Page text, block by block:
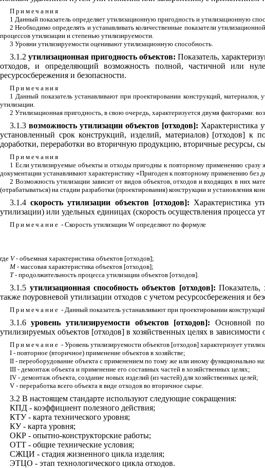
Примечания
1 Данный показатель определяет утилизационную пригодность и утилизационную
2 Необходимо определять и устанавливать количественные показатели
процессов утилизации и степенью утилизируемости.
3 Уровни утилизируемости оценивают утилизационную способность.
3.1.2 утилизационная пригодность объектов: Показатель,
отходов, и определяющий возможность полной, частичной или
ресурсосбережения и безопасности.
Примечания
1 Данный показатель устанавливают при проектировании конструкций,
утилизации.
2 Утилизационная пригодность, в свою очередь, характеризуется двумя факторами:
3.1.3 возможность утилизации объектов [отходов]: Характеристика
установленный срок конструкций, изделий, материалов) [отходов]
доработки, переработки во вторичную продукцию, вторичные ресурсы,
Примечания
1 Если утилизируемые объекты и отходы пригодны к повторному применению сразу
документации устанавливают характеристику «Пригоден к повторному применению без
2 Возможность утилизации зависит от видов объектов, отходов и входящих в них
(отрабатываться) на стадии разработки (проектирования) конструкции и установления
3.1.4скорость утилизации объектов [отходов]: Характеристика
утилизации) или удельных единицах (скорость осуществления процесса
Примечание - Скорость утилизации W определяют по формуле
где V- объемная характеристика объектов [отходов];
М- массовая характеристика объектов [отходов];
Т- продолжительность процесса утилизации объектов [отходов].
3.1.5 утилизационная способность объектов [отходов]:
также поуровневой утилизации отходов с учетом ресурсосбережения и
Примечание - Данный показатель устанавливают при проектировании
3.1.6уровень утилизируемости объектов [отходов]: Основной
утилизируемых объектов [отходов] в хозяйственных целях в
Примечание - Уровень утилизируемости объектов [отходов] характеризует
I - повторное (вторичное) применение объектов в хозяйстве;
II - переоборудование объекта с применением по тому же или иному функционально
III - демонтаж объекта и применение его составных частей в хозяйственных целях;
IV - демонтаж объекта, создание новых изделий (из частей) для хозяйственных целей;
V - переработка всего объекта в виде отходов во вторичное сырье.
3.2 В настоящем стандарте используют следующие сокращения:
КПД - коэффициент полезного действия;
КТУ - карта технического уровня;
КУ - карта уровня;
ОКР - опытно-конструкторские работы;
ОТТ - общие технические условия;
СЖЦИ - стадия жизненного цикла изделия;
ЭТЦО - этап технологического цикла отходов.